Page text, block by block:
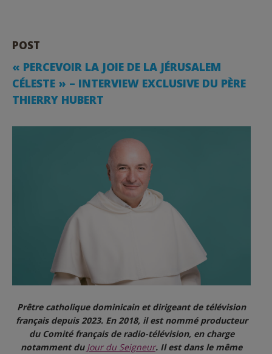
POST
« PERCEVOIR LA JOIE DE LA JÉRUSALEM
CÉLESTE » – INTERVIEW EXCLUSIVE DU PÈRE
THIERRY HUBERT
Prêtre catholique dominicain et dirigeant de télévision
français depuis 2023. En 2018, il est nommé producteur
du Comité français de radio-télévision, en charge
notamment du Jour du Seigneur. Il est dans le même